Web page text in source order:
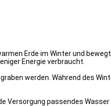
Erde im Winter und bewegt
Energie verbraucht.
werden. Während des
Versorgung passendes